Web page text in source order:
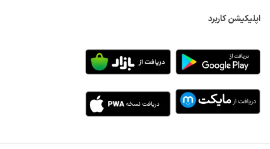
اپلیکیشن کاربرد